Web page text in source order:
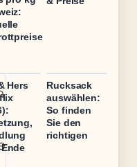
Hers
Rucksack
auswählen:
So finden
Sie den
richtigen